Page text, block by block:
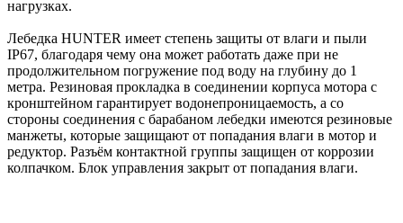
нагрузках.
Лебедка HUNTER имеет степень защиты от влаги и пыли
IP67, благодаря чему она может работать даже при не
продолжительном погружение под воду на глубину до 1
метра. Резиновая прокладка в соединении корпуса мотора с
кронштейном гарантирует водонепроницаемость, а со
стороны соединения с барабаном лебедки имеются резиновые
манжеты, которые защищают от попадания влаги в мотор и
редуктор. Разъём контактной группы защищен от коррозии
колпачком. Блок управления закрыт от попадания влаги.